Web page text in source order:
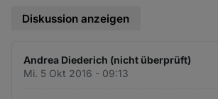
Diskussion anzeigen
Andrea Diederich (nicht überprüft)
Mi. 5 Okt 2016 - 09:13